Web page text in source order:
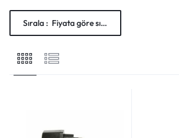
Sırala : Fiyata göre sırala: Düşükten yükseğe